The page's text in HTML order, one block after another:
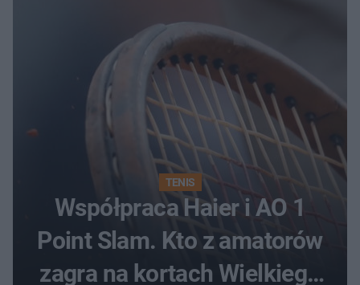
TENIS
Współpraca Haier i AO 1
Point Slam. Kto z amatorów
zagra na kortach Wielkiego